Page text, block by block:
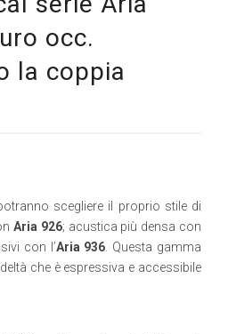
occ.
la coppia
scegliere il proprio stile di
Aria 926; acustica più densa con
con l’Aria 936 . Questa gamma
che è espressiva e accessibile